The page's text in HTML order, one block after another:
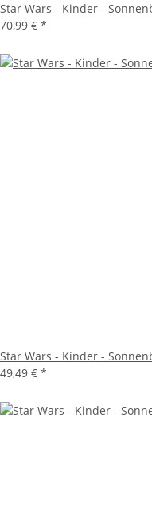
Star Wars - Kinder -
70,99 € *
Star Wars - Kinder -
49,49 € *